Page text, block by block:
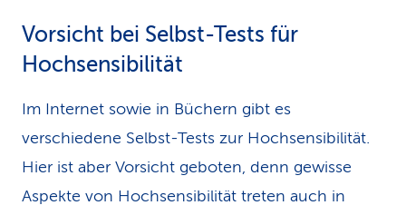
Vorsicht bei Selbst-Tests für
Hochsensibilität
Im Internet sowie in Büchern gibt es
verschiedene Selbst-Tests zur Hochsensibilität.
Hier ist aber Vorsicht geboten, denn gewisse
Aspekte von Hochsensibilität treten auch in